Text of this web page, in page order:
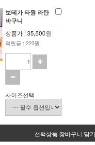
보테가 타원 라탄
바구니
상품가 : 35,500원
적립금 : 220원
사이즈선택
선택상품 장바구니 담기